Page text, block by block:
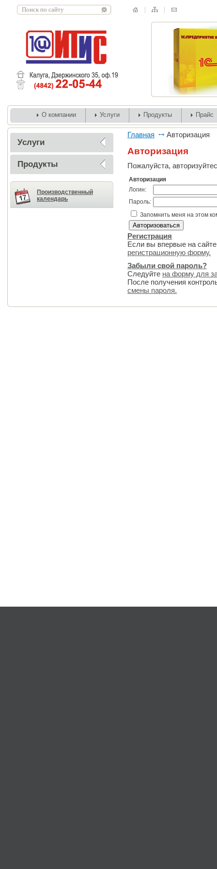
О компании Услуги Продукты Прайс
Услуги
Продукты
Производственный
календарь
Главная Авторизация
Авторизация
Пожалуйста,
Авторизация
Логин:
Пароль:
Запомнить меня на этом
Регистрация
Если вы впервые на
регистрационную форму.
Забыли свой пароль?
Следуйте на форму для
После получения
смены пароля.